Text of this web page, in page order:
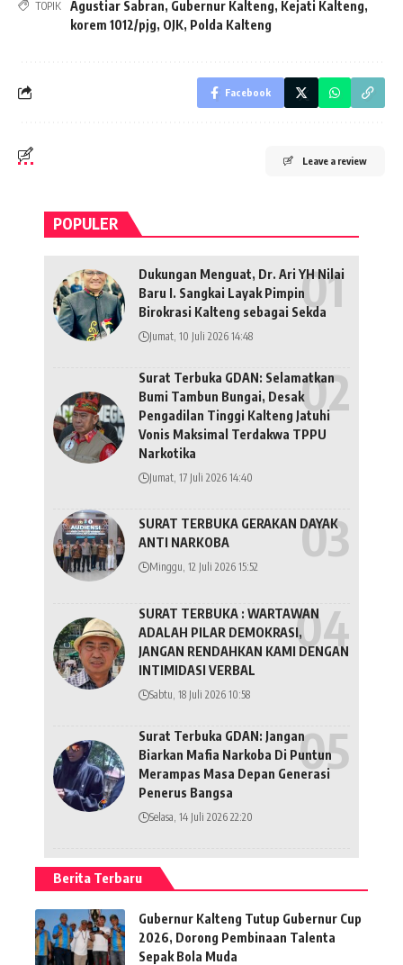
TOPIK Agustiar Sabran, Gubernur Kalteng, Kejati Kalteng,
korem 1012/pjg, OJK, Polda Kalteng
Facebook
Leave a review
POPULER
Dukungan Menguat, Dr. Ari YH Nilai
Baru I. Sangkai Layak Pimpin
Birokrasi Kalteng sebagai Sekda
Jumat, 10 Juli 2026 14:48
Surat Terbuka GDAN: Selamatkan
Bumi Tambun Bungai, Desak
Pengadilan Tinggi Kalteng Jatuhi
Vonis Maksimal Terdakwa TPPU
Narkotika
Jumat, 17 Juli 2026 14:40
SURAT TERBUKA GERAKAN DAYAK
ANTI NARKOBA
Minggu, 12 Juli 2026 15:52
SURAT TERBUKA : WARTAWAN
ADALAH PILAR DEMOKRASI,
JANGAN RENDAHKAN KAMI DENGAN
INTIMIDASI VERBAL
Sabtu, 18 Juli 2026 10:58
Surat Terbuka GDAN: Jangan
Biarkan Mafia Narkoba Di Puntun
Merampas Masa Depan Generasi
Penerus Bangsa
Selasa, 14 Juli 2026 22:20
Berita Terbaru
Gubernur Kalteng Tutup Gubernur Cup
2026, Dorong Pembinaan Talenta
Sepak Bola Muda